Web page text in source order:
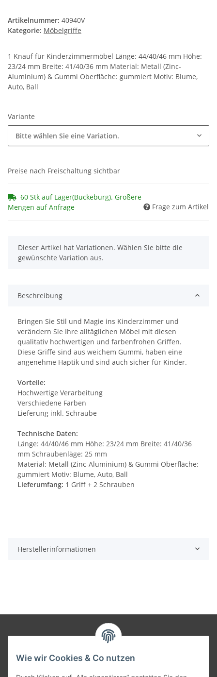
Wie wir Cookies & Co nutzen
Artikelnummer: 40940V
Kategorie: Möbelgriffe
1 Knauf für Kinderzimmermöbel Länge: 44/40/46 mm Höhe:
23/24 mm Breite: 41/40/36 mm Material: Metall (Zinc-
Aluminium) & Gummi Oberfläche: gummiert Motiv: Blume,
Auto, Ball
Variante
Bitte wählen Sie eine Variation.
Preise nach Freischaltung sichtbar
60 Stk auf Lager(Bückeburg). Größere
Mengen auf Anfrage
Frage zum Artikel
x
Dieser Artikel hat Variationen. Wählen Sie bitte die
gewünschte Variation aus.
Beschreibung
Bringen Sie Stil und Magie ins Kinderzimmer und
verändern Sie Ihre alltäglichen Möbel mit diesen
qualitativ hochwertigen und farbenfrohen Griffen.
Diese Griffe sind aus weichem Gummi, haben eine
angenehme Haptik und sind auch sicher für Kinder.
Vorteile:
Hochwertige Verarbeitung
Verschiedene Farben
Lieferung inkl. Schraube
Technische Daten:
Länge: 44/40/46 mm Höhe: 23/24 mm Breite: 41/40/36
mm Schraubenläge: 25 mm
Material: Metall (Zinc-Aluminium) & Gummi Oberfläche:
gummiert Motiv: Blume, Auto, Ball
Lieferumfang: 1 Griff + 2 Schrauben
Herstellerinformationen